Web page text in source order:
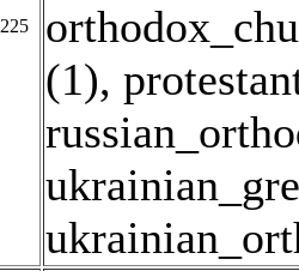
225
(1),